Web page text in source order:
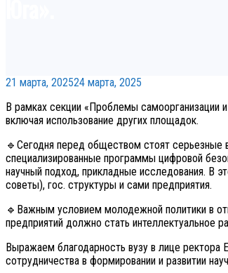
21 марта, 202524 марта, 2025
В рамках секции «Проблемы самоорганизации
включая использование других площадок.
🔹Сегодня перед обществом стоят серьезные
специализированные программы цифровой
научный подход, прикладные исследования. В
советы), гос. структуры и сами предприятия.
🔹Важным условием молодежной политики в
предприятий должно стать интеллектуальное
Выражаем благодарность вузу в лице
сотрудничества в формировании и развитии